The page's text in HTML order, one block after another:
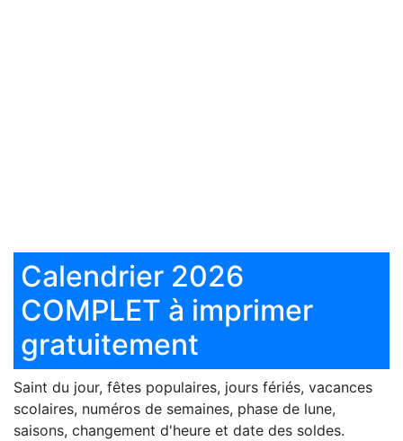
Calendrier 2026
COMPLET à imprimer
gratuitement
Saint du jour, fêtes populaires, jours fériés, vacances
scolaires, numéros de semaines, phase de lune,
saisons, changement d'heure et date des soldes.